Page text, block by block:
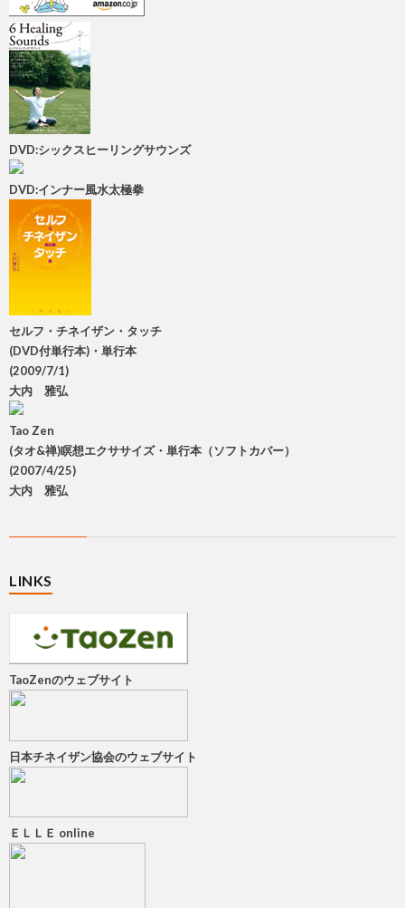
DVD:シックスヒーリングサウンズ
DVD:インナー風水太極拳
セルフ・チネイザン・タッチ
(DVD付単行本)・単行本
(2009/7/1)
大内 雅弘
Tao Zen
(タオ&禅)瞑想エクササイズ・単行本（ソフトカバー）
(2007/4/25)
大内 雅弘
LINKS
TaoZenのウェブサイト
日本チネイザン協会のウェブサイト
ＥＬＬＥ online